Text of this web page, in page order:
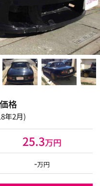
格
年2月)
25.3万円
-万円